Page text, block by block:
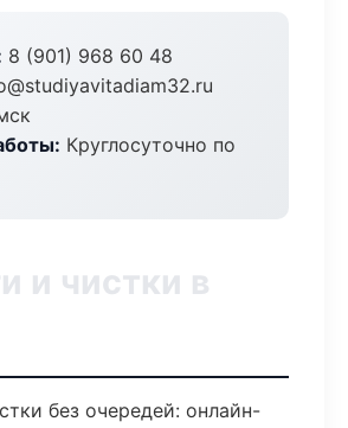
8 (901) 968 60 48
Круглосуточно по
и чистки в
без очередей: онлайн-